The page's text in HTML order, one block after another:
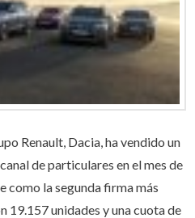
Renault, Dacia, ha vendido un
de particulares en el mes de
como la segunda firma más
19.157 unidades y una cuota de